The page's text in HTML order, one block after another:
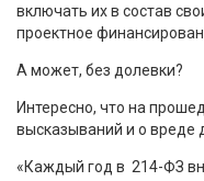
включать их в состав
проектное
А может, без долевки?
Интересно, что на
высказываний и о вреде
«Каждый год в 214-ФЗ